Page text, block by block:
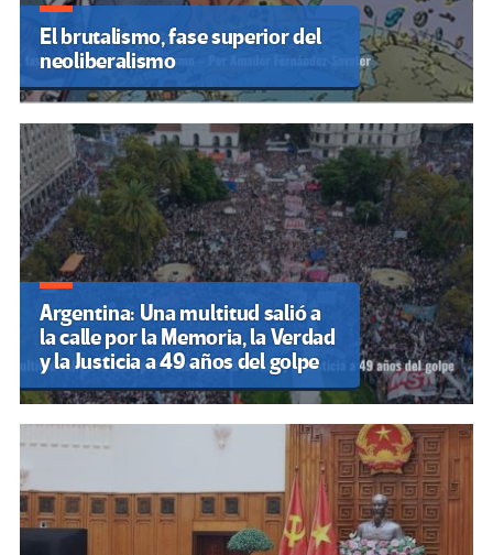
El brutalismo, fase superior del
neoliberalismo
Argentina: Una multitud salió a
la calle por la Memoria, la Verdad
y la Justicia a 49 años del golpe